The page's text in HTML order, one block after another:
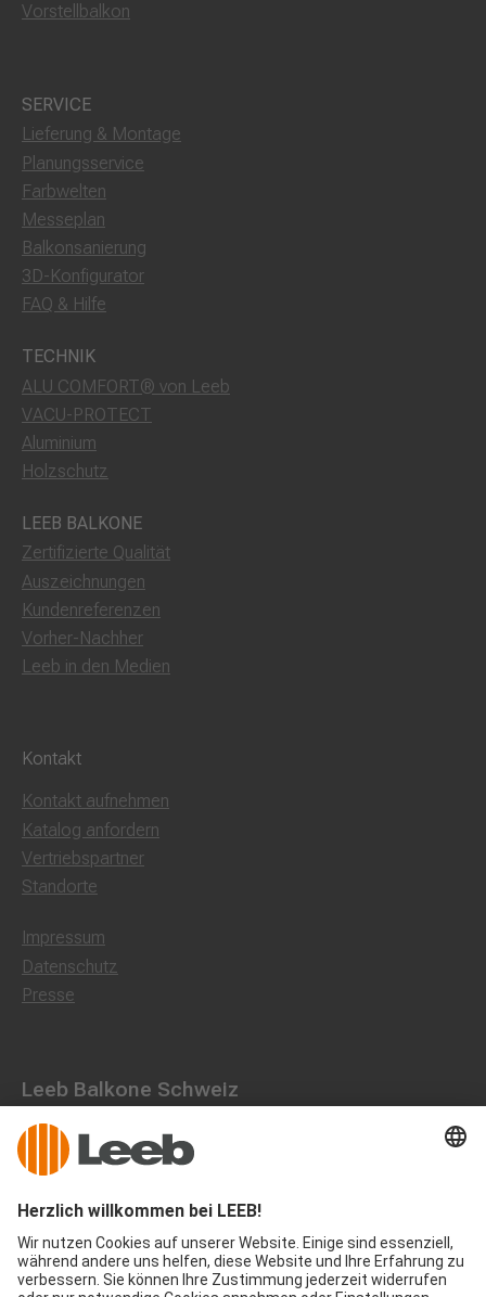
Vorstellbalkon
SERVICE
Lieferung & Montage
Planungsservice
Farbwelten
Messeplan
Balkonsanierung
3D-Konfigurator
FAQ & Hilfe
TECHNIK
ALU COMFORT® von Leeb
VACU-PROTECT
Aluminium
Holzschutz
LEEB BALKONE
Zertifizierte Qualität
Auszeichnungen
Kundenreferenzen
Vorher-Nachher
Leeb in den Medien
Kontakt
Kontakt aufnehmen
Katalog anfordern
Vertriebspartner
Standorte
Impressum
Datenschutz
Presse
Leeb Balkone Schweiz
Landstraße 71, 8750 Glarus
055 536 16 53
office@leeb-balkone.com